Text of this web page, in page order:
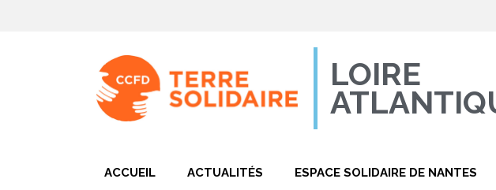
LOIRE
ACCUEIL ACTUALITÉS ESPACE SOLIDAIRE DE NANTES